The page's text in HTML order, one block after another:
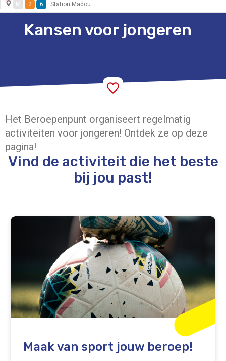
M 2 6 Station Madou
Kansen voor jongeren
Het Beroepenpunt organiseert regelmatig
activiteiten voor jongeren! Ontdek ze op deze
pagina!
Vind de activiteit die het beste
bij jou past!
Maak van sport jouw beroep!